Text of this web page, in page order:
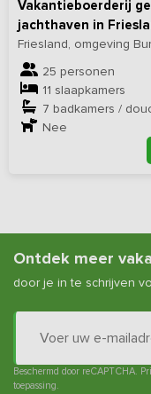
Vakantieboerderij
jachthaven in
Friesland, omgeving
25 personen
11 slaapkamers
7 badkamers /
Nee
Ontdek meer
door je in te schrijven
Beschermd door reCAPTCHA.
toepassing.